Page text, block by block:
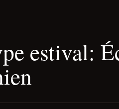
estival: